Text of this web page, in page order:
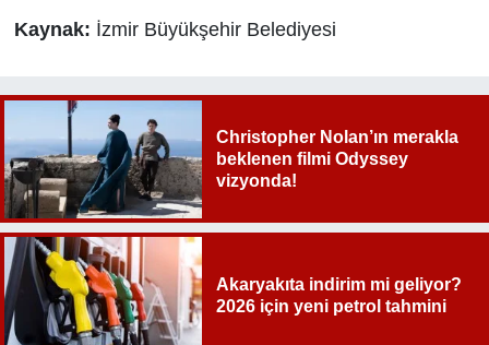
Kaynak: İzmir Büyükşehir Belediyesi
Christopher Nolan’ın merakla
beklenen filmi Odyssey
vizyonda!
Akaryakıta indirim mi geliyor?
2026 için yeni petrol tahmini